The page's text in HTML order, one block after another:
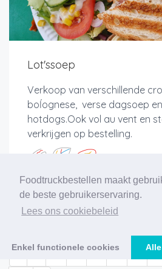
Foodtruckbestellen maakt
de beste gebruikerservaring.
Lees ons cookiebeleid
Enkel functionele cookies
Lot'ssoep
Verkoop van verschillende
boĺognese, verse dagsoep
hotdogs.Ook vol au vent en
verkrijgen op bestelling.